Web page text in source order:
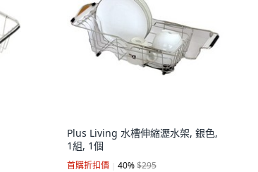
Plus Living 水槽伸縮瀝水架, 銀色,
1組, 1個
首購折扣價 40%$295